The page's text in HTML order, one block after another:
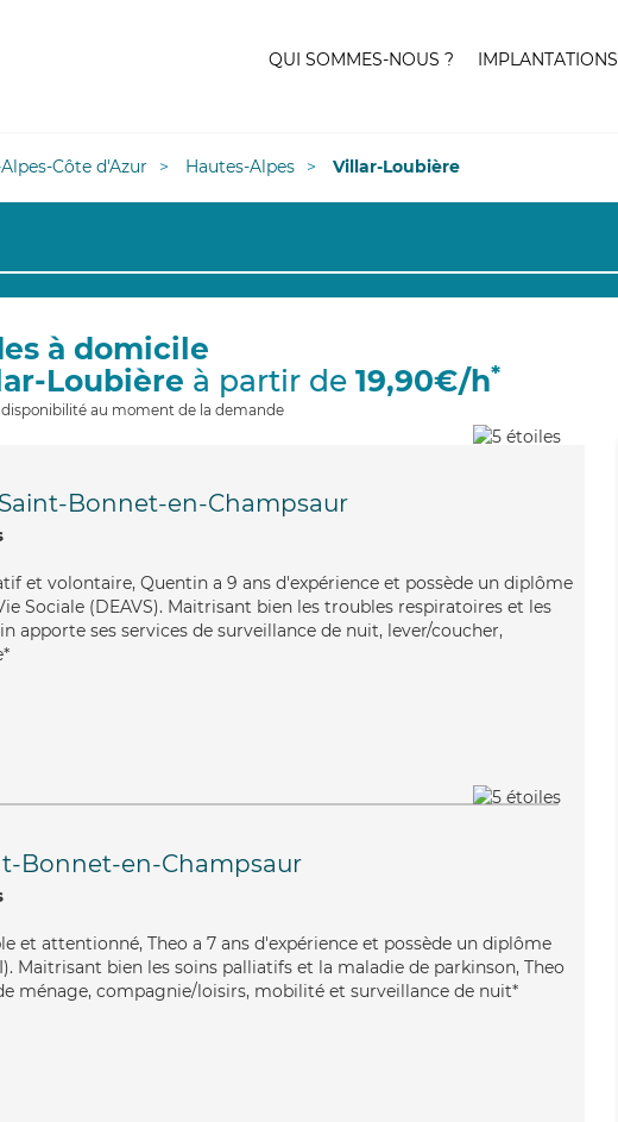
QUI SOMMES-NOUS ? IMPLANTATIONS
Côte d'Azur Hautes-Alpes Villar-Loubière
à domicile
Loubière à partir de 19,90€/h*
disponibilité au moment de la demande
Saint-Bonnet-en-Champsaur
et volontaire, Quentin a 9 ans d'expérience et possède un diplôme
Sociale (DEAVS). Maitrisant bien les troubles respiratoires et les
apporte ses services de surveillance de nuit, lever/coucher,
Bonnet-en-Champsaur
et attentionné, Theo a 7 ans d'expérience et possède un diplôme
Maitrisant bien les soins palliatifs et la maladie de parkinson, Theo
ménage, compagnie/loisirs, mobilité et surveillance de nuit*